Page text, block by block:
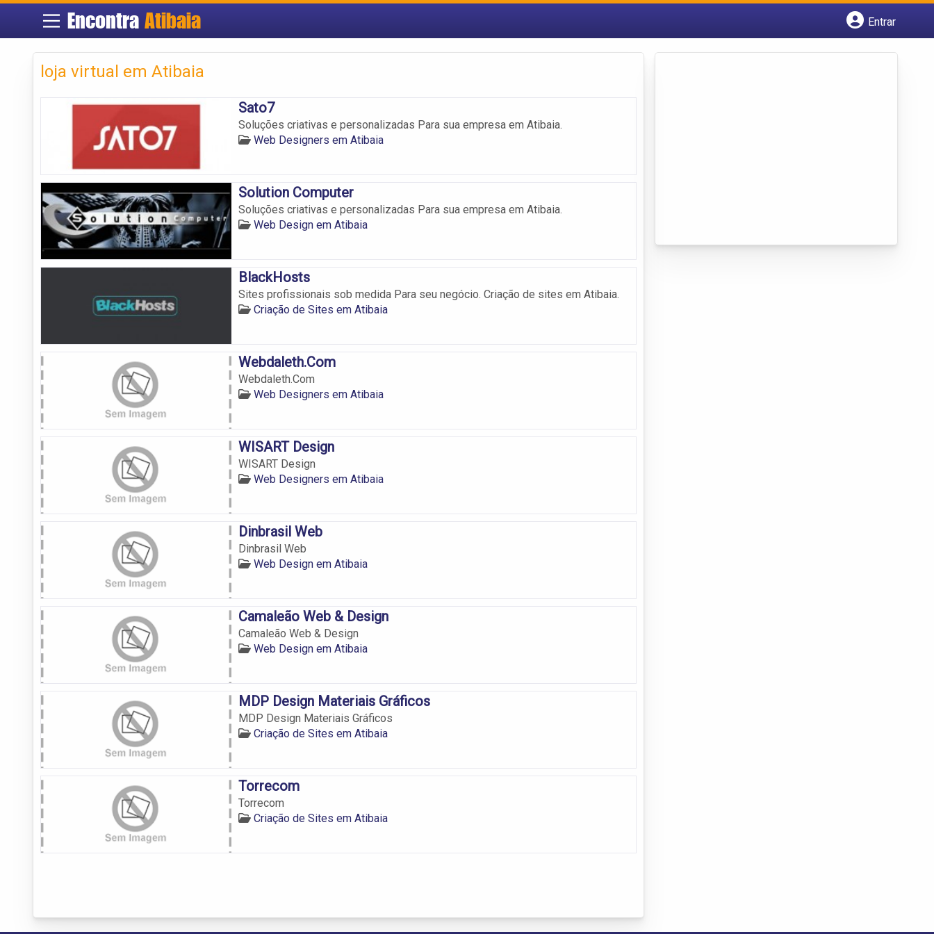
EncontraAtibaia
Entrar
loja virtual em Atibaia
Sato7
Soluções criativas e personalizadas Para sua empresa em Atibaia.
Web Designers em Atibaia
Solution Computer
Soluções criativas e personalizadas Para sua empresa em Atibaia.
Web Design em Atibaia
BlackHosts
Sites profissionais sob medida Para seu negócio. Criação de sites em Atibaia.
Criação de Sites em Atibaia
Webdaleth.Com
Webdaleth.Com
Web Designers em Atibaia
WISART Design
WISART Design
Web Designers em Atibaia
Dinbrasil Web
Dinbrasil Web
Web Design em Atibaia
Camaleão Web & Design
Camaleão Web & Design
Web Design em Atibaia
MDP Design Materiais Gráficos
MDP Design Materiais Gráficos
Criação de Sites em Atibaia
Torrecom
Torrecom
Criação de Sites em Atibaia